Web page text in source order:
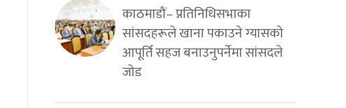
काठमाडौं– प्रतिनिधिसभाका
सांसदहरूले खाना पकाउने ग्यासको
आपूर्ति सहज बनाउनुपर्नेमा सांसदले
जोड